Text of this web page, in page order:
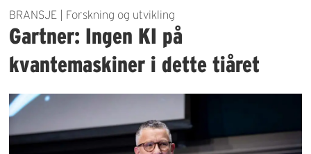
BRANSJE | Forskning og utvikling
Gartner: Ingen KI på
kvantemaskiner i dette tiåret